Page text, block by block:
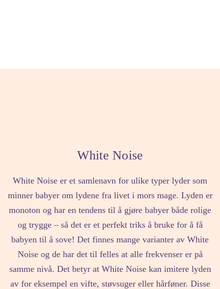
White Noise
White Noise er et samlenavn for ulike typer lyder som
minner babyer om lydene fra livet i mors mage. Lyden er
monoton og har en tendens til å gjøre babyer både rolige
og trygge – så det er et perfekt triks å bruke for å få
babyen til å sove! Det finnes mange varianter av White
Noise og de har det til felles at alle frekvenser er på
samme nivå. Det betyr at White Noise kan imitere lyden
av for eksempel en vifte, støvsuger eller hårføner. Disse